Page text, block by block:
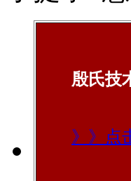
殷氏技
》》点